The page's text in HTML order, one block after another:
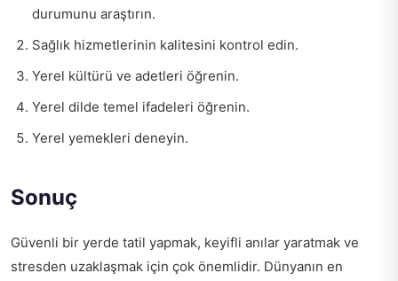
durumunu araştırın.
Sağlık hizmetlerinin kalitesini kontrol edin.
Yerel kültürü ve adetleri öğrenin.
Yerel dilde temel ifadeleri öğrenin.
Yerel yemekleri deneyin.
Sonuç
Güvenli bir yerde tatil yapmak, keyifli anılar yaratmak ve
stresden uzaklaşmak için çok önemlidir. Dünyanın en